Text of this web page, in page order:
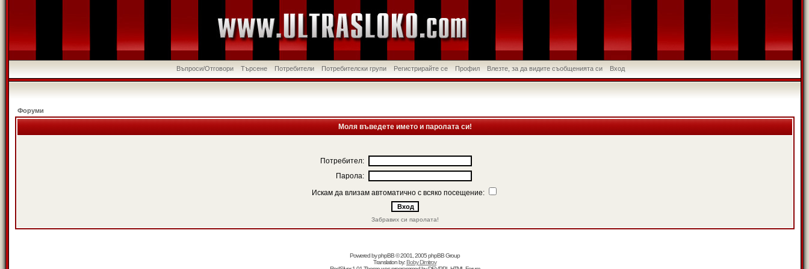
Въпроси/Отговори Търсене Потребители Потребителски групи Регистрирайте се Профил Влезте, за да видите съобщенията си Вход
Форуми
Моля въведете името и паролата си!
Потребител:
Парола:
Искам да влизам автоматично с всяко посещение:
Забравих си паролата!
Powered byphpBB© 2001, 2005 phpBB Group
Translation by:Boby Dimitrov